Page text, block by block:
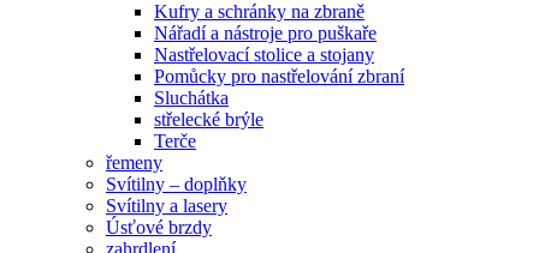
Kufry a schránky na zbraně
Nářadí a nástroje pro puškaře
Nastřelovací stolice a stojany
Pomůcky pro nastřelování zbraní
Sluchátka
střelecké brýle
Terče
řemeny
Svítilny – doplňky
Svítilny a lasery
Úsťové brzdy
zahrdlení